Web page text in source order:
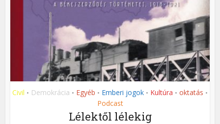
Civil • Demokrácia • Egyéb • Emberi jogok • Kultúra • oktatás •
Podcast
Lélektől lélekig